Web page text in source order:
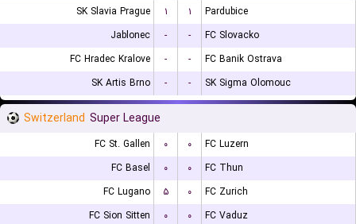
SK Slavia Prague ۱ ۱
Pardubice
Jablonec
- -
FC Slovacko
FC Hradec Kralove
- -
FC Banik Ostrava
SK Artis Brno
- - SK Sigma Olomouc
Switzerland Super League
FC St. Gallen ۰ ۰
FC Luzern
FC Basel
۰ ۰
FC Thun
FC Lugano
۵ ۰
FC Zurich
FC Sion Sitten
۰ ۰ FC Vaduz